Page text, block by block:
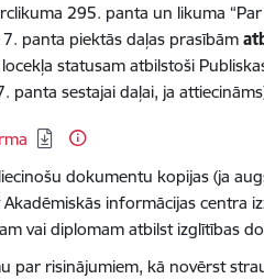
295. panta un likuma
panta piektās daļas prasībām
statusam atbilstoši
panta sestajai daļai, ja
dokumentu kopijas (ja
informācijas centra
vai diplomam atbilst izglītības
par risinājumiem, kā novērst